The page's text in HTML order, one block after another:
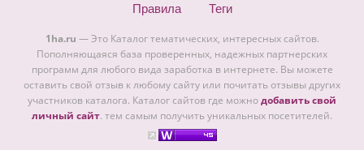
Правила Теги
1ha.ru — Это Каталог тематических, интересных сайтов.
Пополняющаяся база проверенных, надежных партнерских
программ для любого вида заработка в интернете. Вы можете
оставить свой отзыв к любому сайту или почитать отзывы других
участников каталога. Каталог сайтов где можнодобавить свой
личный сайт. тем самым получить уникальных посетителей.